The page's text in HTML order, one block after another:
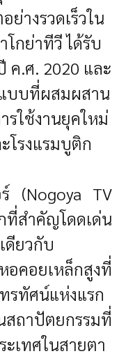
ย่างรวดเร็วใน
กย่าทีวี ได้รับ
ค.ศ. 2020 และ
แบบที่ผสมผสาน
ใช้งานยุคใหม่
โรงแรมบูติก
(Nogoya TV
ที่สำคัญโดดเด่น
ดียวกับ
อคอยเหล็กสูงที่
รทัศน์แห่งแรก
ถาปัตยกรรมที่
เทศในสายตา